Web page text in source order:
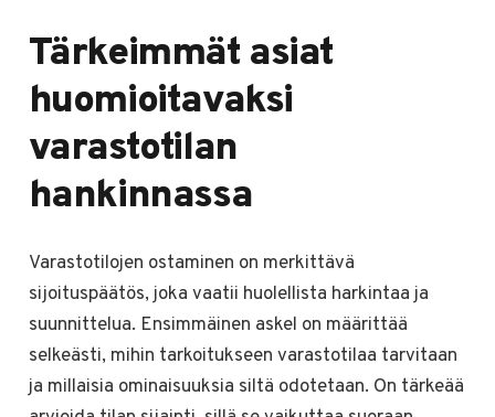
Tärkeimmät asiat
huomioitavaksi
varastotilan
hankinnassa
Varastotilojen ostaminen on merkittävä
sijoituspäätös, joka vaatii huolellista harkintaa ja
suunnittelua. Ensimmäinen askel on määrittää
selkeästi, mihin tarkoitukseen varastotilaa tarvitaan
ja millaisia ominaisuuksia siltä odotetaan. On tärkeää